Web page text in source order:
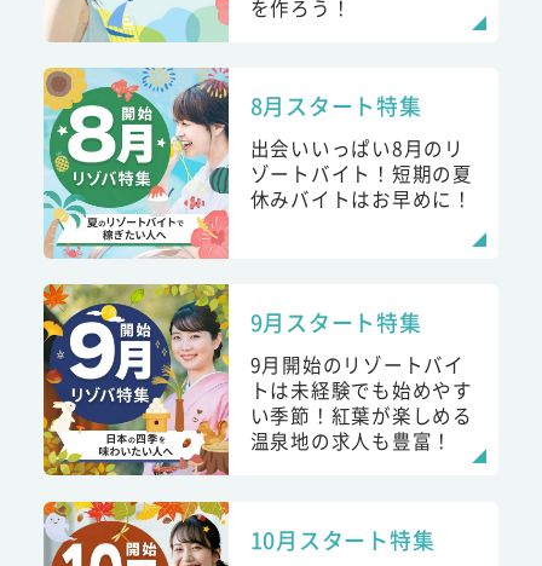
を作ろう！
8月スタート特集
出会いいっぱい8月のリ
ゾートバイト！短期の夏
休みバイトはお早めに！
9月スタート特集
9月開始のリゾートバイ
トは未経験でも始めやす
い季節！紅葉が楽しめる
温泉地の求人も豊富！
10月スタート特集